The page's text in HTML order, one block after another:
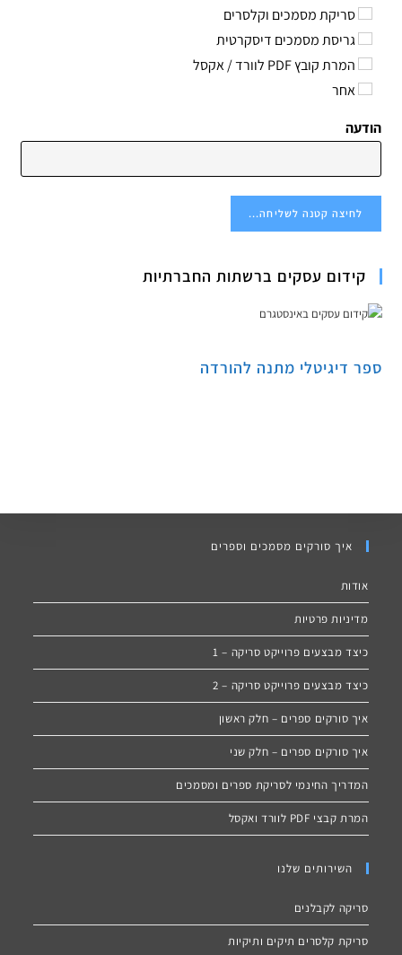
סריקת מסמכים וקלסרים
גריסת מסמכים דיסקרטית
המרת קובץ PDF לוורד / אקסל
אחר
הודעה
לחיצה קטנה לשליחה...
קידום עסקים ברשתות החברתיות
ספר דיגיטלי מתנה להורדה
איך סורקים מסמכים וספרים
אודות
מדיניות פרטיות
כיצד מבצעים פרוייקט סריקה – 1
כיצד מבצעים פרוייקט סריקה – 2
איך סורקים ספרים – חלק ראשון
איך סורקים ספרים – חלק שני
המדריך החינמי לסריקת ספרים ומסמכים
המרת קבצי PDF לוורד ואקסל
השירותים שלנו
סריקה לקבלנים
סריקת קלסרים תיקים ותיקיות